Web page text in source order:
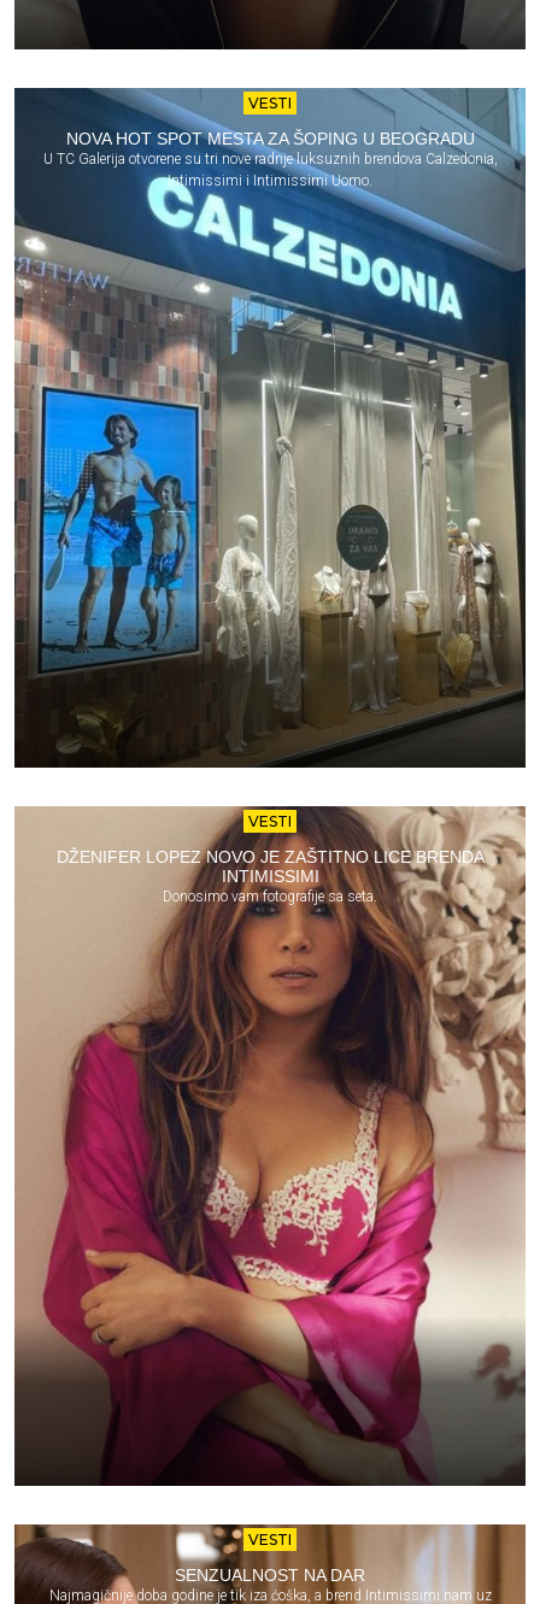
VESTI
NOVA HOT SPOT MESTA ZA ŠOPING U BEOGRADU
U TC Galerija otvorene su tri nove radnje luksuznih brendova Calzedonia,
Intimissimi i Intimissimi Uomo.
VESTI
DŽENIFER LOPEZ NOVO JE ZAŠTITNO LICE BRENDA
INTIMISSIMI
Donosimo vam fotografije sa seta.
VESTI
SENZUALNOST NA DAR
Najmagičnije doba godine je tik iza ćoška, a brend Intimissimi nam uz